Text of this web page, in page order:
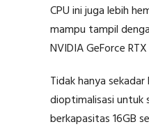
CPU ini juga lebih
mampu tampil
NVIDIA GeForce
Tidak hanya
dioptimalisasi untuk
berkapasitas 16GB